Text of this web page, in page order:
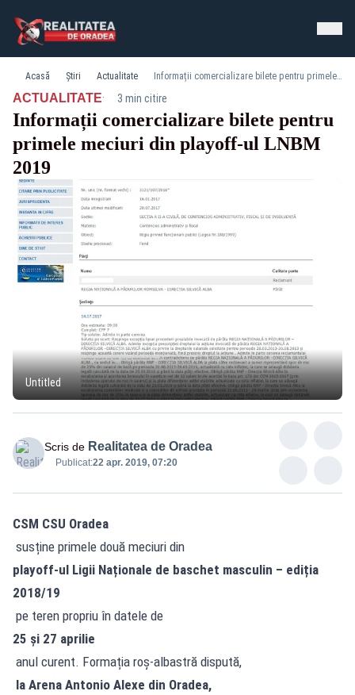
Acasă Știri Actualitate Informații comercializare bilete pentru primele meciuri din playoff-ul LNBM 2019
ACTUALITATE· 3 min citire
Informații comercializare bilete pentru
primele meciuri din playoff-ul LNBM
2019
Untitled
Scris de Realitatea de Oradea
Publicat:22 apr. 2019, 07:20
CSM CSU Oradea
susține primele două meciuri din
playoff-ul Ligii Naționale de baschet masculin – ediția
2018/19
pe teren propriu în datele de
25 și 27 aprilie
anul curent. Formația roș-albastră dispută,
la Arena Antonio Alexe din Oradea,